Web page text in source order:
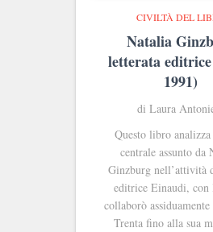
CIVILTÀ DEL
Natalia
letterata
1991)
di Laura
Questo libro
centrale assunto da
Ginzburg nell’attività
editrice Einaudi, con
collaborò
Trenta fino alla sua